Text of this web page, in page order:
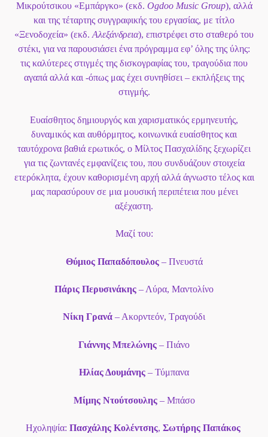
Μικρούτσικου «Εμπάργκο» (εκδ. Ogdoo Music Group), αλλά
και της τέταρτης συγγραφικής του εργασίας, με τίτλο
«Ξενοδοχεία» (εκδ.Αλεξάνδρεια), επιστρέφει στο σταθερό του
στέκι, για να παρουσιάσει ένα πρόγραμμα εφ’ όλης της ύλης:
τις καλύτερες στιγμές της δισκογραφίας του, τραγούδια που
αγαπά αλλά και -όπως μας έχει συνηθίσει – εκπλήξεις της
στιγμής.
Ευαίσθητος δημιουργός και χαρισματικός ερμηνευτής,
δυναμικός και αυθόρμητος, κοινωνικά ευαίσθητος και
ταυτόχρονα βαθιά ερωτικός, ο Μίλτος Πασχαλίδης ξεχωρίζει
για τις ζωντανές εμφανίζεις του, που συνδυάζουν στοιχεία
ετερόκλητα, έχουν καθορισμένη αρχή αλλά άγνωστο τέλος και
μας παρασύρουν σε μια μουσική περιπέτεια που μένει
αξέχαστη.
Μαζί του:
Θύμιος Παπαδόπουλος– Πνευστά
Πάρις Περυσινάκης – Λύρα, Μαντολίνο
Νίκη Γρανά – Ακορντεόν, Τραγούδι
Γιάννης Μπελώνης – Πιάνο
Ηλίας Δουμάνης – Τύμπανα
Μίμης Ντούτσουλης– Μπάσο
Ηχοληψία: Πασχάλης Κολέντσης, Σωτήρης Παπάκος